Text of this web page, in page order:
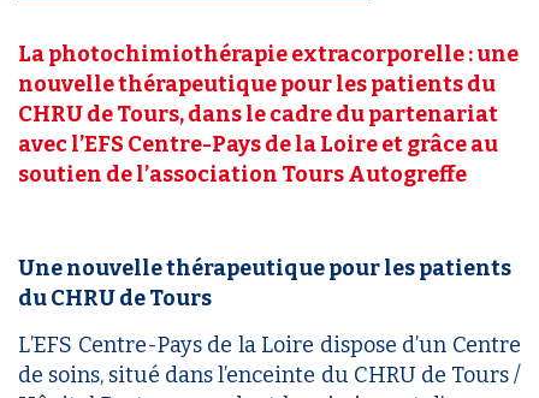
La photochimiothérapie extracorporelle : une
nouvelle thérapeutique pour les patients du
CHRU de Tours, dans le cadre du partenariat
avec l’EFS Centre-Pays de la Loire et grâce au
soutien de l’association Tours Autogreffe
Une nouvelle thérapeutique pour les patients
du CHRU de Tours
L’EFS Centre-Pays de la Loire dispose d’un Centre
de soins, situé dans l’enceinte du CHRU de Tours /